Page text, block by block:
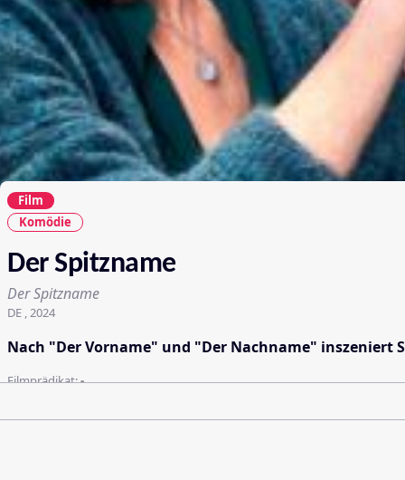
Film
Komödie
Der Spitzname
Der Spitzname
DE , 2024
Nach "Der Vorname" und "Der Nachname" inszeniert
Filmprädikat:-